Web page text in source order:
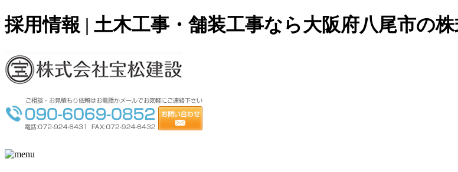
採用情報 | 土木工事・舗装工事なら大阪府八尾市の